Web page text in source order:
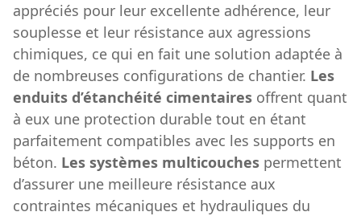
appréciés pour leur excellente adhérence, leur
souplesse et leur résistance aux agressions
chimiques, ce qui en fait une solution adaptée à
de nombreuses configurations de chantier. Les
enduits d’étanchéité cimentaires offrent quant
à eux une protection durable tout en étant
parfaitement compatibles avec les supports en
béton. Les systèmes multicouches permettent
d’assurer une meilleure résistance aux
contraintes mécaniques et hydrauliques du